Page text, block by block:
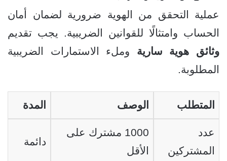
عملية التحقق من الهوية ضرورية لضمان أمان
الحساب وامتثالًا للقوانين الضريبية. يجب تقديم
وثائق هوية سارية وملء الاستمارات الضريبية
المطلوبة.
المتطلب الوصف المدة
عدد
المشتركين
1000 مشترك على
الأقل
دائمة